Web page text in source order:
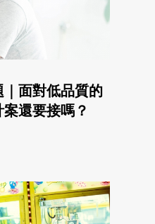
面對低品質的
還要接嗎？